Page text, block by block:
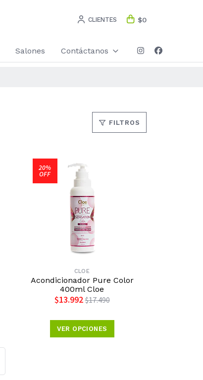
CLIENTES $0
Salones Contáctanos
FILTROS
20%
OFF
CLOE
Acondicionador Pure Color
400ml Cloe
$13.992 $17.490
VER OPCIONES